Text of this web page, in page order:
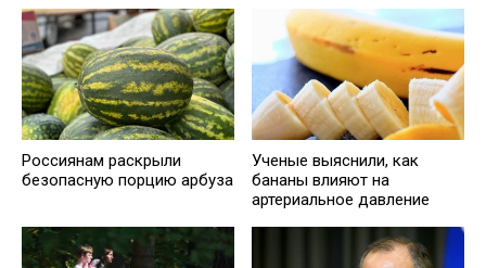
Россиянам раскрыли
безопасную порцию арбуза
Ученые выяснили, как
бананы влияют на
артериальное давление